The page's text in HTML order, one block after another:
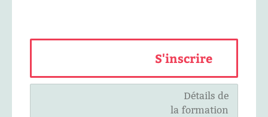
S'inscrire
Détails de
la formation